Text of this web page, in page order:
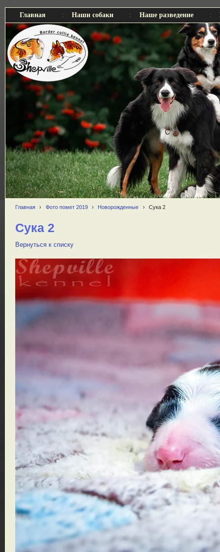
Главная Наши собаки Наше разведение
Главная › Фото помет 2019 › Новорожденные › Сука 2
Сука 2
Вернуться к списку